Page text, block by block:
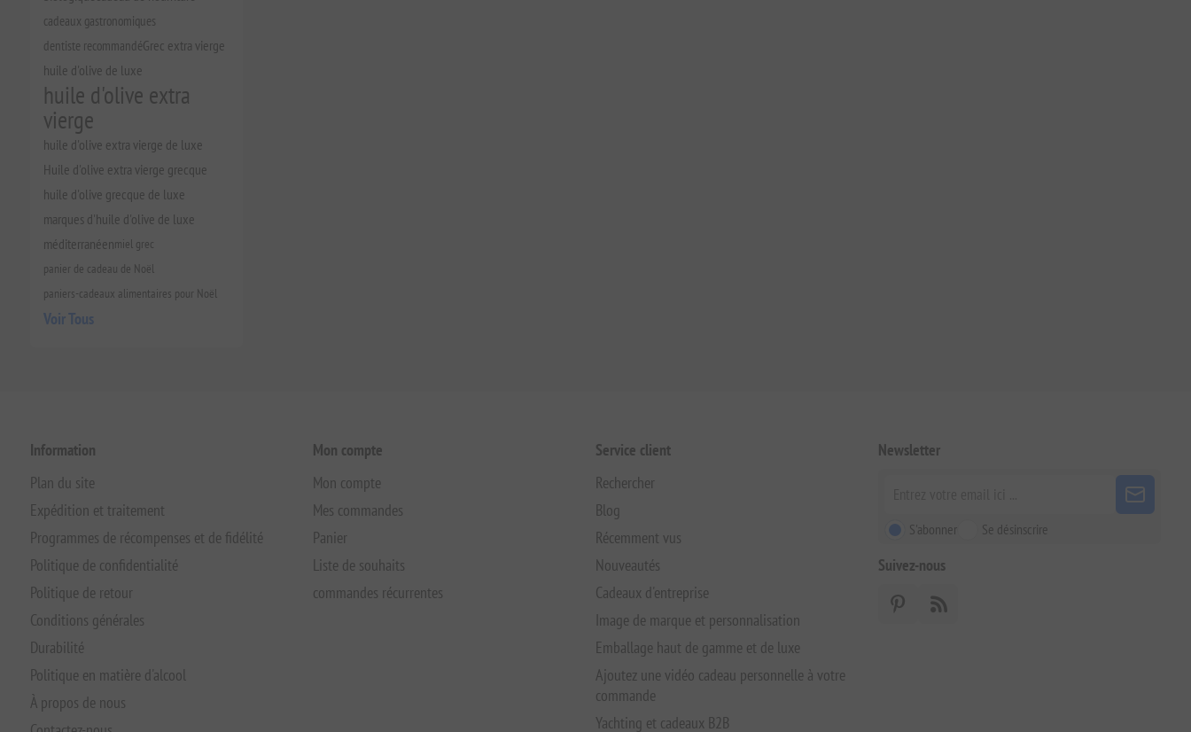
cadeaux gastronomiques
dentiste recommandéGrec extra vierge
huile d'olive de luxe
huile d'olive extra
vierge
huile d'olive extra vierge de luxe
Huile d'olive extra vierge grecque
huile d'olive grecque de luxe
marques d'huile d'olive de luxe
méditerranéenmiel grec
panier de cadeau de Noël
paniers-cadeaux alimentaires pour Noël
Voir Tous
Information
Plan du site
Expédition et traitement
Programmes de récompenses et de fidélité
Politique de confidentialité
Politique de retour
Conditions générales
Durabilité
Politique en matière d'alcool
À propos de nous
Mon compte
Mon compte
Mes commandes
Panier
Liste de souhaits
commandes récurrentes
Service client
Rechercher
Blog
Récemment vus
Nouveautés
Cadeaux d'entreprise
Image de marque et personnalisation
Emballage haut de gamme et de luxe
Ajoutez une vidéo cadeau personnelle à votre
commande
Yachting et cadeaux B2B
Newsletter
S'abonner Se désinscrire
Suivez-nous